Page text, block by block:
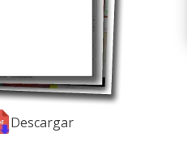
Descargar